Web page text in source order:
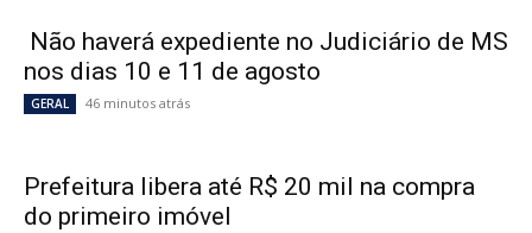
Não haverá expediente no Judiciário de MS
nos dias 10 e 11 de agosto
GERAL 46 minutos atrás
Prefeitura libera até R$ 20 mil na compra
do primeiro imóvel